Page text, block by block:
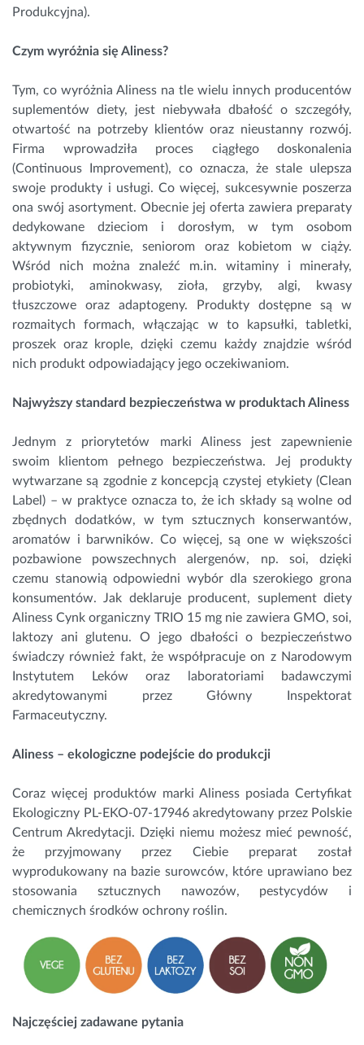
Produkcyjna).
Czym wyróżnia się Aliness?
Tym, co wyróżnia Aliness na tle wielu innych producentów
suplementów diety, jest niebywała dbałość o szczegóły,
otwartość na potrzeby klientów oraz nieustanny rozwój.
Firma wprowadziła proces ciągłego doskonalenia
(Continuous Improvement), co oznacza, że stale ulepsza
swoje produkty i usługi. Co więcej, sukcesywnie poszerza
ona swój asortyment. Obecnie jej oferta zawiera preparaty
dedykowane dzieciom i dorosłym, w tym osobom
aktywnym fizycznie, seniorom oraz kobietom w ciąży.
Wśród nich można znaleźć m.in. witaminy i minerały,
probiotyki, aminokwasy, zioła, grzyby, algi, kwasy
tłuszczowe oraz adaptogeny. Produkty dostępne są w
rozmaitych formach, włączając w to kapsułki, tabletki,
proszek oraz krople, dzięki czemu każdy znajdzie wśród
nich produkt odpowiadający jego oczekiwaniom.
Najwyższy standard bezpieczeństwa w produktach Aliness
Jednym z priorytetów marki Aliness jest zapewnienie
swoim klientom pełnego bezpieczeństwa. Jej produkty
wytwarzane są zgodnie z koncepcją czystej etykiety (Clean
Label) – w praktyce oznacza to, że ich składy są wolne od
zbędnych dodatków, w tym sztucznych konserwantów,
aromatów i barwników. Co więcej, są one w większości
pozbawione powszechnych alergenów, np. soi, dzięki
czemu stanowią odpowiedni wybór dla szerokiego grona
konsumentów. Jak deklaruje producent, suplement diety
Aliness Cynk organiczny TRIO 15 mg nie zawiera GMO, soi,
laktozy ani glutenu. O jego dbałości o bezpieczeństwo
świadczy również fakt, że współpracuje on z Narodowym
Instytutem Leków oraz laboratoriami badawczymi
akredytowanymi przez Główny Inspektorat
Farmaceutyczny.
Aliness – ekologiczne podejście do produkcji
Coraz więcej produktów marki Aliness posiada Certyfikat
Ekologiczny PL-EKO-07-17946 akredytowany przez Polskie
Centrum Akredytacji. Dzięki niemu możesz mieć pewność,
że przyjmowany przez Ciebie preparat został
wyprodukowany na bazie surowców, które uprawiano bez
stosowania sztucznych nawozów, pestycydów i
chemicznych środków ochrony roślin.
Najczęściej zadawane pytania